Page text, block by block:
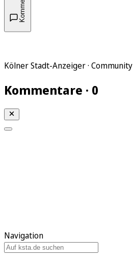
Kölner Stadt-Anzeiger · Community
Kommentare · 0
Navigation